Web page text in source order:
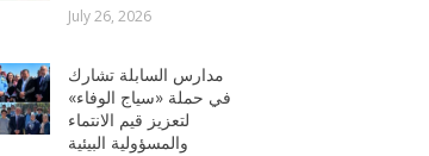
July 26, 2026
مدارس السابلة تشارك
في حملة «سياج الوفاء»
لتعزيز قيم الانتماء
والمسؤولية البيئية